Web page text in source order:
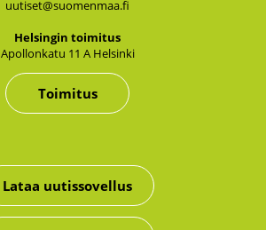
uutiset@suomenmaa.fi
Hel­sin­gin toi­mi­tus
Apol­lon­ka­tu 11 A Hel­sin­ki
Toimitus
Lataa uutissovellus